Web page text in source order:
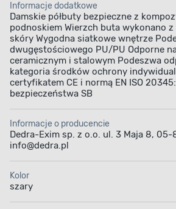
Informacje dodatkowe
Damskie półbuty bezpieczne z
podnoskiem Wierzch buta wykonano
skóry Wygodna siatkowe wnętrze
dwugęstościowego PU/PU Odporne
ceramicznym i stalowym Podeszwa
kategoria środków ochrony
certyfikatem CE i normą EN ISO
bezpieczeństwa SB
Informacje o producencie
Dedra-Exim sp. z o.o. ul. 3 Maja 8,
info@dedra.pl
Kolor
szary